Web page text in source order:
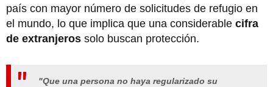
país con mayor número de solicitudes de refugio en
el mundo, lo que implica que una considerable cifra
de extranjeros solo buscan protección.
"Que una persona no haya regularizado su